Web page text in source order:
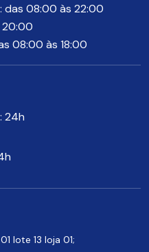
das 08:00 às 22:00
20:00
08:00 às 18:00
24h
lote 13 loja 01;